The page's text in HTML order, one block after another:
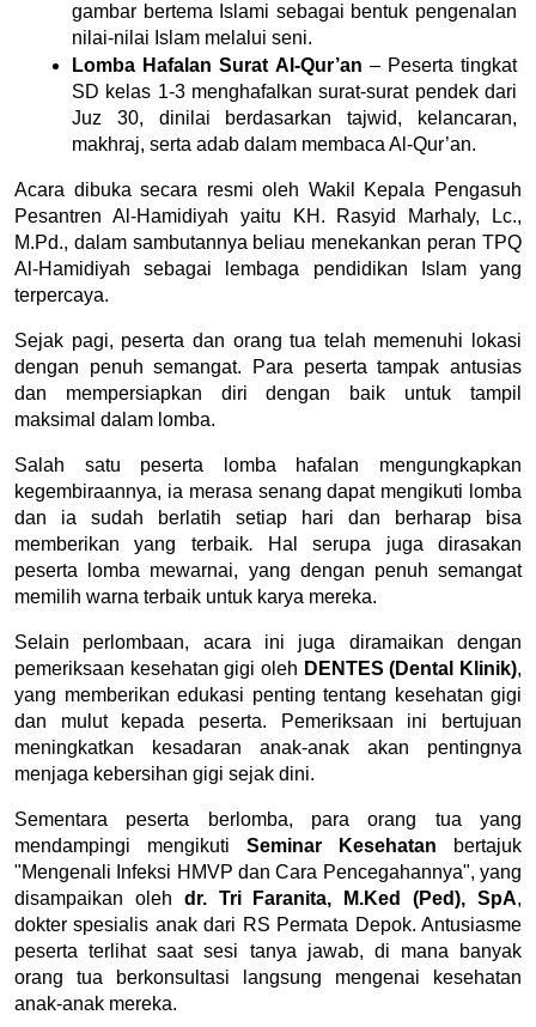
gambar bertema Islami sebagai bentuk pengenalan
nilai-nilai Islam melalui seni.
Lomba Hafalan Surat Al-Qur’an – Peserta tingkat
SD kelas 1-3 menghafalkan surat-surat pendek dari
Juz 30, dinilai berdasarkan tajwid, kelancaran,
makhraj, serta adab dalam membaca Al-Qur’an.
Acara dibuka secara resmi oleh Wakil Kepala Pengasuh
Pesantren Al-Hamidiyah yaitu KH. Rasyid Marhaly, Lc.,
M.Pd., dalam sambutannya beliau menekankan peran TPQ
Al-Hamidiyah sebagai lembaga pendidikan Islam yang
terpercaya.
Sejak pagi, peserta dan orang tua telah memenuhi lokasi
dengan penuh semangat. Para peserta tampak antusias
dan mempersiapkan diri dengan baik untuk tampil
maksimal dalam lomba.
Salah satu peserta lomba hafalan mengungkapkan
kegembiraannya, ia merasa senang dapat mengikuti lomba
dan ia sudah berlatih setiap hari dan berharap bisa
memberikan yang terbaik. Hal serupa juga dirasakan
peserta lomba mewarnai, yang dengan penuh semangat
memilih warna terbaik untuk karya mereka.
Selain perlombaan, acara ini juga diramaikan dengan
pemeriksaan kesehatan gigi oleh DENTES (Dental Klinik),
yang memberikan edukasi penting tentang kesehatan gigi
dan mulut kepada peserta. Pemeriksaan ini bertujuan
meningkatkan kesadaran anak-anak akan pentingnya
menjaga kebersihan gigi sejak dini.
Sementara peserta berlomba, para orang tua yang
mendampingi mengikuti Seminar Kesehatan bertajuk
"Mengenali Infeksi HMVP dan Cara Pencegahannya", yang
disampaikan oleh dr. Tri Faranita, M.Ked (Ped), SpA,
dokter spesialis anak dari RS Permata Depok. Antusiasme
peserta terlihat saat sesi tanya jawab, di mana banyak
orang tua berkonsultasi langsung mengenai kesehatan
anak-anak mereka.